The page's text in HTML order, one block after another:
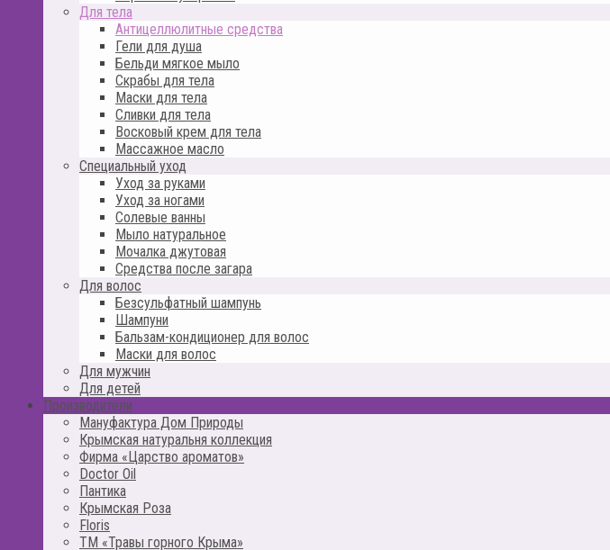
Для тела
Антицеллюлитные средства
Гели для душа
Бельди мягкое мыло
Скрабы для тела
Маски для тела
Сливки для тела
Восковый крем для тела
Массажное масло
Специальный уход
Уход за руками
Уход за ногами
Солевые ванны
Мыло натуральное
Мочалка джутовая
Средства после загара
Для волос
Безсульфатный шампунь
Шампуни
Бальзам-кондиционер для волос
Маски для волос
Для мужчин
Для детей
Производители
Мануфактура Дом Природы
Крымская натуральня коллекция
Фирма «Царство ароматов»
Doctor Oil
Пантика
Крымская Роза
Floris
ТМ «Травы горного Крыма»